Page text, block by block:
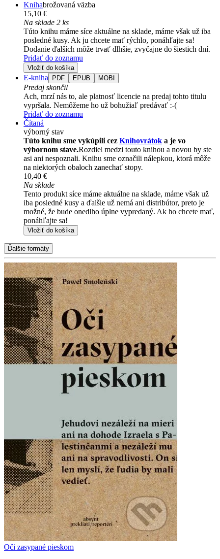
Knihabrožovaná väzba
15,10 €
Na sklade 2 ks
Túto knihu máme síce aktuálne na sklade, máme však už iba
posledné kusy. Ak ju chcete mať rýchlo, ponáhľajte sa!
Dodanie ďalších môže trvať dlhšie, zvyčajne do šiestich dní.
Pridať do zoznamu
Vložiť do košíka
E-kniha PDF EPUB MOBI
Predaj skončil
Ach, mrzí nás to, ale platnosť licencie na predaj tohto titulu
vypršala. Nemôžeme ho už bohužiaľ predávať :-(
Pridať do zoznamu
Čítaná
výborný stav
Túto knihu sme vykúpili cez Knihovrátok a je vo
výbornom stave.Rozdiel medzi touto knihou a novou by ste
asi ani nespoznali. Knihu sme označili nálepkou, ktorá môže
na niektorých obaloch zanechať stopy.
10,40 €
Na sklade
Tento produkt síce máme aktuálne na sklade, máme však už
iba posledné kusy a ďalšie už nemá ani distribútor, preto je
možné, že bude onedlho úplne vypredaný. Ak ho chcete mať,
ponáhľajte sa!
Vložiť do košíka
Ďalšie formáty
Oči zasypané pieskom